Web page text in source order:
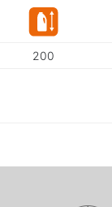
200